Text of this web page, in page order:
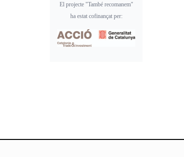
El projecte "També recomanem"
ha estat cofinançat per: